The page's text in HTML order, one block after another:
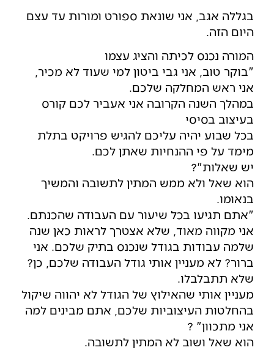
בגללה אגב, אני שונאת ספורט ומורות עד עצם
היום הזה.
המורה נכנס לכיתה והציג עצמו
"בוקר טוב, אני גבי ביטון למי שעוד לא מכיר,
אני ראש המחלקה שלכם.
במהלך השנה הקרובה אני אעביר לכם קורס
בעיצוב בסיסי
בכל שבוע יהיה עליכם להגיש פרויקט בתלת
מימד על פי ההנחיות שאתן לכם.
יש שאלות"?
הוא שאל ולא ממש המתין לתשובה והמשיך
בנאומו.
"אתם תגיעו בכל שיעור עם העבודה שהכנתם.
אני מקווה מאוד, שלא אצטרך לראות כאן שנה
שלמה עבודות בגודל שנכנס בתיק שלכם. אני
ברור? לא מעניין אותי גודל העבודה שלכם, כן?
שלא תתבלבלו.
מעניין אותי שהאילוץ של הגודל לא יהווה שיקול
בהחלטות העיצוביות שלכם, אתם מבינים למה
אני מתכוון" ?
הוא שאל ושוב לא המתין לתשובה.